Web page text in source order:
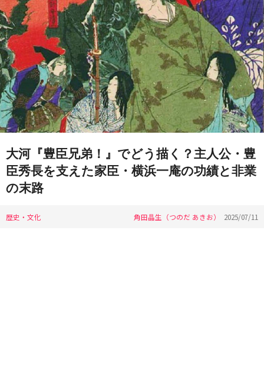
大河『豊臣兄弟！』でどう描く？主人公・豊
臣秀長を支えた家臣・横浜一庵の功績と非業
の末路
歴史・文化 角田晶生（つのだ あきお） 2025/07/11